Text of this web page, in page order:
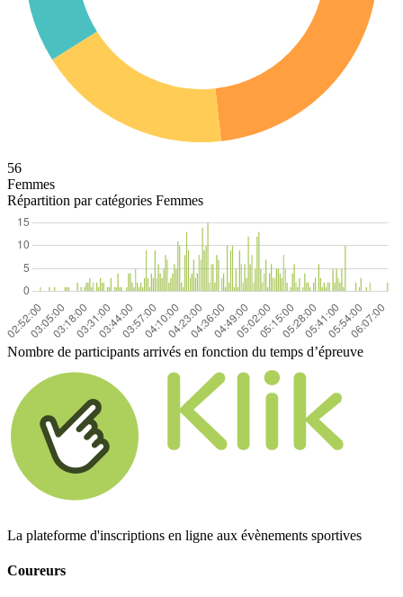
56
Femmes
Répartition par catégories Femmes
Nombre de participants arrivés en fonction du temps d’épreuve
La plateforme d'inscriptions en ligne aux évènements sportives
Coureurs